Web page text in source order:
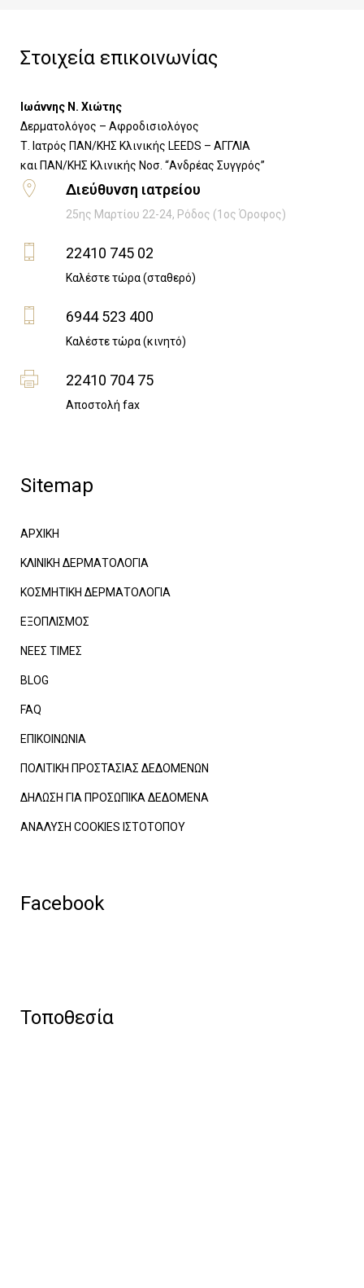
Στοιχεία επικοινωνίας
Ιωάννης Ν. Χιώτης
Δερματολόγος – Αφροδισιολόγος
Τ. Ιατρός ΠΑΝ/ΚΗΣ Κλινικής LEEDS – ΑΓΓΛΙΑ
​και ΠΑΝ/ΚΗΣ Κλινικής Νοσ. “Ανδρέας Συγγρός”
Διεύθυνση ιατρείου
25ης Μαρτίου 22-24, Ρόδος (1ος Όροφος)
22410 745 02
Καλέστε τώρα (σταθερό)
6944 523 400
Καλέστε τώρα (κινητό)
22410 704 75
Αποστολή fax
Sitemap
ΑΡΧΙΚΗ
ΚΛΙΝΙΚΗ ΔΕΡΜΑΤΟΛΟΓΙΑ
ΚΟΣΜΗΤΙΚΗ ΔΕΡΜΑΤΟΛΟΓΙΑ
ΕΞΟΠΛΙΣΜΟΣ
ΝΕΕΣ ΤΙΜΕΣ
BLOG
FAQ
ΕΠΙΚΟΙΝΩΝΙΑ
ΠΟΛΙΤΙΚΗ ΠΡΟΣΤΑΣΙΑΣ ΔΕΔΟΜΕΝΩΝ
ΔΗΛΩΣΗ ΓΙΑ ΠΡΟΣΩΠΙΚΑ ΔΕΔΟΜΕΝΑ
ΑΝΑΛΥΣΗ COOKIES ΙΣΤΟΤΟΠΟΥ
Facebook
Τοποθεσία